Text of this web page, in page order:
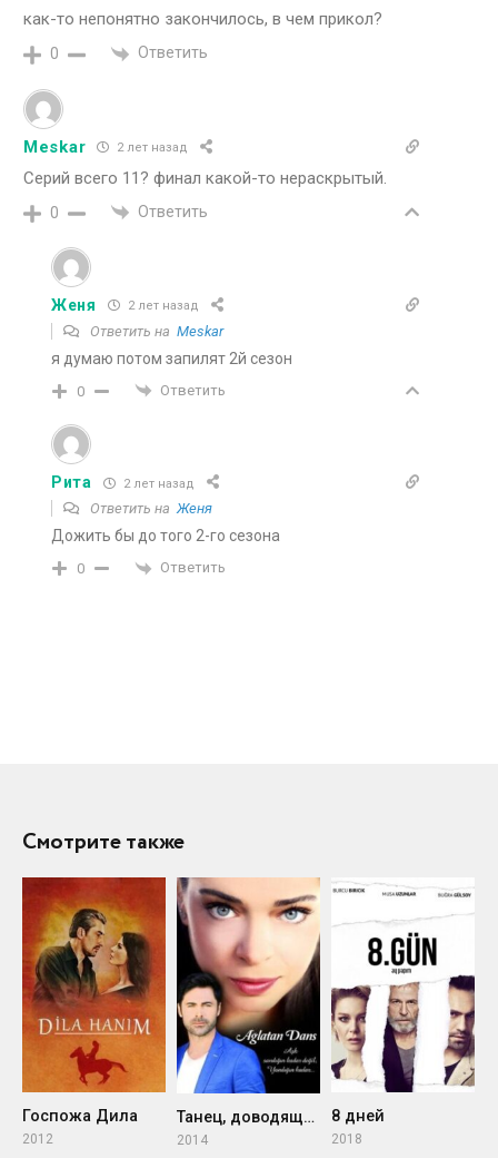
как-то непонятно закончилось, в чем прикол?
0 Ответить
Meskar 2 лет назад
Серий всего 11? финал какой-то нераскрытый.
0 Ответить
Женя 2 лет назад
Ответить на Meskar
я думаю потом запилят 2й сезон
0 Ответить
Рита 2 лет назад
Ответить наЖеня
Дожить бы до того 2-го сезона
0 Ответить
Смотрите также
Госпожа Дила
2012
Танец, доводящий до слез
2014
8 дней
2018